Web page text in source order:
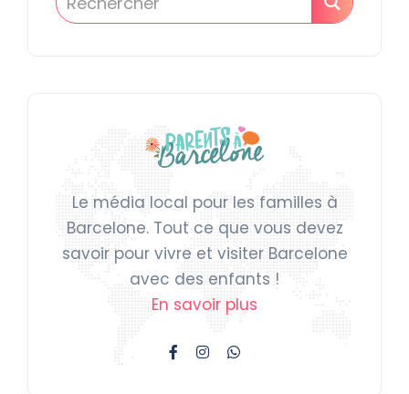
Le média local pour les familles à
Barcelone. Tout ce que vous devez
savoir pour vivre et visiter Barcelone
avec des enfants !
En savoir plus